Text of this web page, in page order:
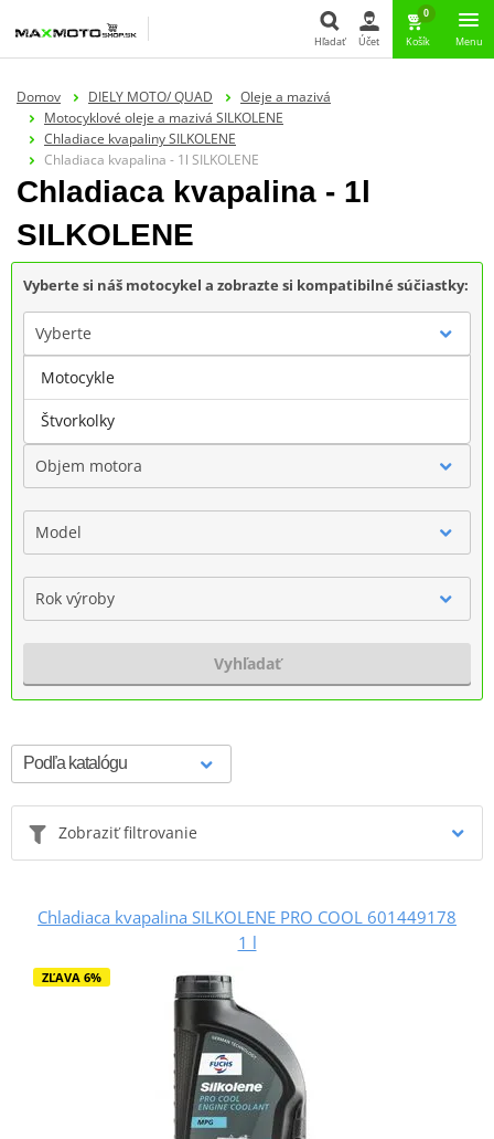
Hľadať Účet
0
Košík Menu
Domov DIELY MOTO/ QUAD
Oleje a mazivá
Motocyklové oleje a mazivá SILKOLENE
Chladiace kvapaliny SILKOLENE
Chladiaca kvapalina - 1l SILKOLENE
Chladiaca kvapalina - 1l
SILKOLENE
Vyberte si náš motocykel a zobrazte si kompatibilné súčiastky:
Vyberte
Značka
Objem motora
Model
Rok výroby
Vyhľadať
Zobraziť filtrovanie
Chladiaca kvapalina SILKOLENE PRO COOL 601449178
1 l
ZĽAVA 6%
Motocykle
Štvorkolky